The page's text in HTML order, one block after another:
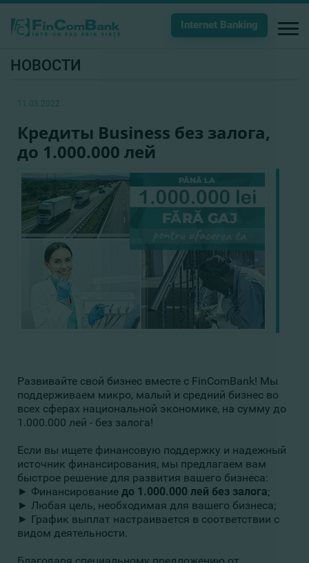
Internet Banking
НОВОСТИ
11.03.2022
Кредиты Business без залога,
до 1.000.000 лей
Развивайте свой бизнес вместе с FinComBank! Мы
поддерживаем микро, малый и средний бизнес во
всех сферах национальной экономике, на сумму до
1.000.000 лей - без залога!
Если вы ищете финансовую поддержку и надежный
источник финансирования, мы предлагаем вам
быстрое решение для развития вашего бизнеса:
► Финансирование до 1.000.000 лей без залога;
► Любая цель, необходимая для вашего бизнеса;
► График выплат настраивается в соответствии с
видом деятельности.